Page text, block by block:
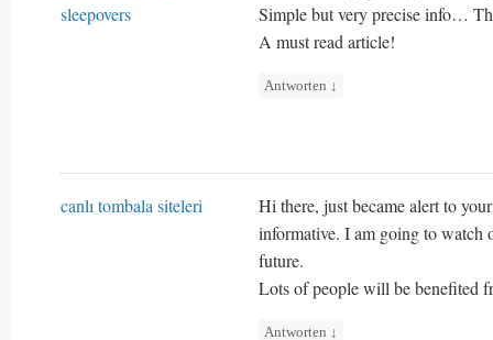
sleepovers
Simple but very precise info…
A must read article!
Antworten ↓
canlı tombala siteleri
Hi there, just became alert to
informative. I am going to watch
future.
Lots of people will be benefited
Antworten ↓